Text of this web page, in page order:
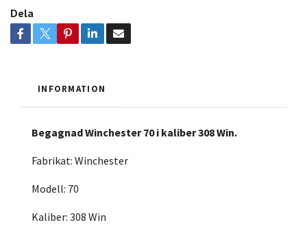
Dela
INFORMATION
Begagnad Winchester 70 i kaliber 308 Win.
Fabrikat: Winchester
Modell: 70
Kaliber: 308 Win